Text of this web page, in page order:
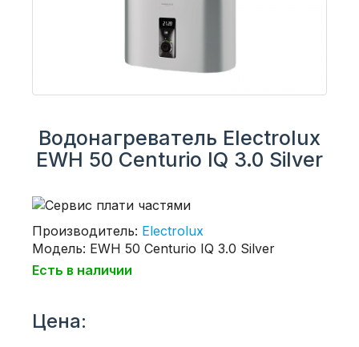
Водонагреватель Electrolux
EWH 50 Centurio IQ 3.0 Silver
Производитель: Electrolux
Модель: EWH 50 Centurio IQ 3.0 Silver
Есть в наличии
Цена: